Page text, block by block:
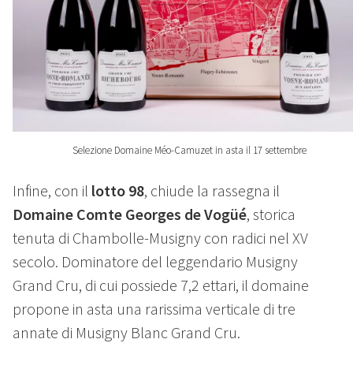
Selezione Domaine Méo-Camuzet in asta il 17 settembre
Infine, con il lotto 98, chiude la rassegna il
Domaine Comte Georges de Vogüé, storica
tenuta di Chambolle-Musigny con radici nel XV
secolo. Dominatore del leggendario Musigny
Grand Cru, di cui possiede 7,2 ettari, il domaine
propone in asta una rarissima verticale di tre
annate di Musigny Blanc Grand Cru.